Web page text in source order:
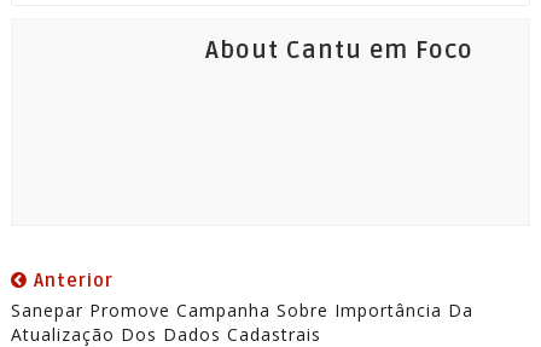
About Cantu em Foco
Anterior
Sanepar Promove Campanha Sobre Importância Da
Atualização Dos Dados Cadastrais